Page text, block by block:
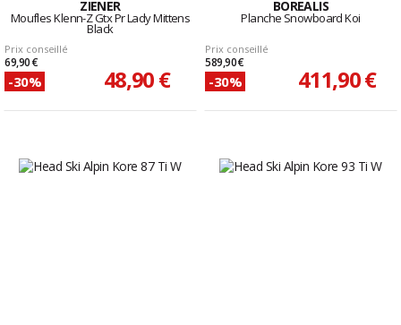
ZIENER
Moufles Klenn-Z Gtx Pr Lady Mittens
Black
Prix conseillé
69,90 €
-30% 48,90 €
BOREALIS
Planche Snowboard Koi
Prix conseillé
589,90 €
-30% 411,90 €